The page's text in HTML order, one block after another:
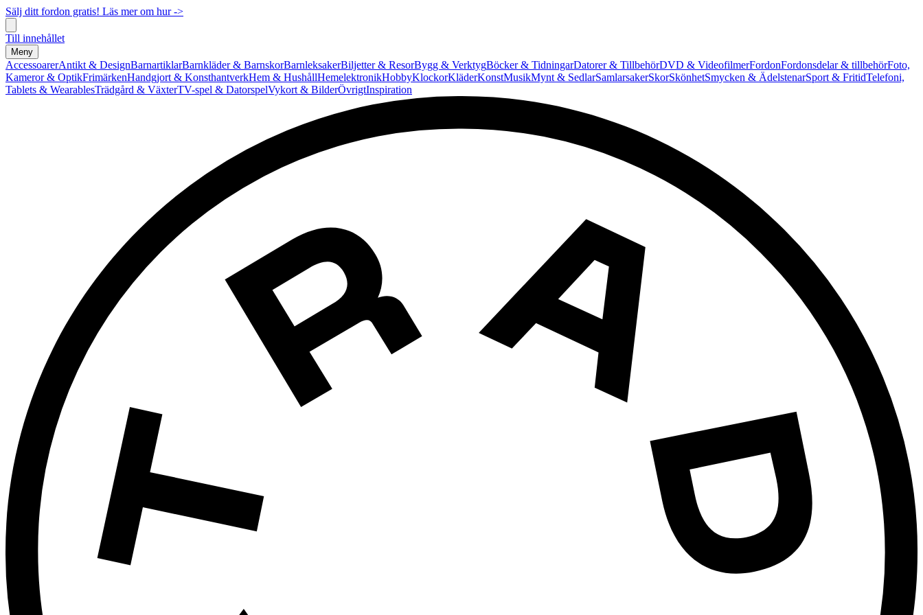
Sälj ditt fordon gratis! Läs mer om hur ->
Till innehållet
Meny
AccessoarerAntikt & DesignBarnartiklarBarnkläder & BarnskorBarnleksakerBiljetter & ResorBygg & VerktygBöcker & TidningarDatorer & TillbehörDVD & VideofilmerFordonFordonsdelar & tillbehörFoto,
Kameror & OptikFrimärkenHandgjort & KonsthantverkHem & HushållHemelektronikHobbyKlockorKläderKonstMusikMynt & SedlarSamlarsakerSkorSkönhetSmycken & ÄdelstenarSport & FritidTelefoni,
Tablets & WearablesTrädgård & VäxterTV-spel & DatorspelVykort & BilderÖvrigtInspiration